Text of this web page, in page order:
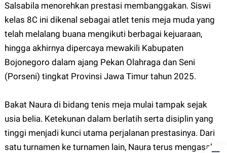
Salsabila menorehkan prestasi membanggakan. Siswi
kelas 8C ini dikenal sebagai atlet tenis meja muda yang
telah melalang buana mengikuti berbagai kejuaraan,
hingga akhirnya dipercaya mewakili Kabupaten
Bojonegoro dalam ajang Pekan Olahraga dan Seni
(Porseni) tingkat Provinsi Jawa Timur tahun 2025.
Bakat Naura di bidang tenis meja mulai tampak sejak
usia belia. Ketekunan dalam berlatih serta disiplin yang
tinggi menjadi kunci utama perjalanan prestasinya. Dari
satu turnamen ke turnamen lain, Naura terus mengasah